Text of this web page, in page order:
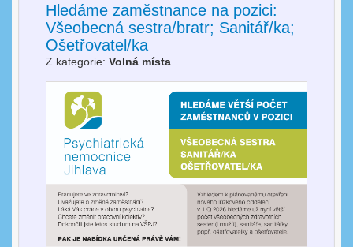
Hledáme zaměstnance na pozici:
Všeobecná sestra/bratr; Sanitář/ka;
Ošetřovatel/ka
Z kategorie: Volná místa